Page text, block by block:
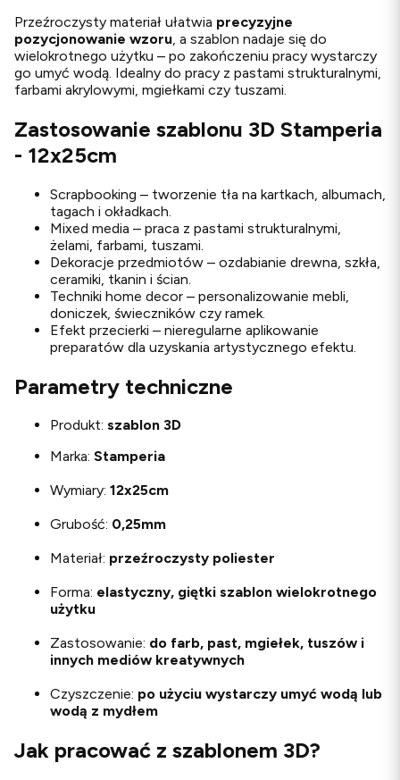
Przeźroczysty materiał ułatwia precyzyjne
pozycjonowanie wzoru , a szablon nadaje się do
wielokrotnego użytku – po zakończeniu pracy wystarczy
go umyć wodą. Idealny do pracy z pastami strukturalnymi,
farbami akrylowymi, mgiełkami czy tuszami.
Zastosowanie szablonu 3D Stamperia
- 12x25cm
Scrapbooking – tworzenie tła na kartkach, albumach,
tagach i okładkach.
Mixed media – praca z pastami strukturalnymi,
żelami, farbami, tuszami.
Dekoracje przedmiotów – ozdabianie drewna, szkła,
ceramiki, tkanin i ścian.
Techniki home decor – personalizowanie mebli,
doniczek, świeczników czy ramek.
Efekt przecierki – nieregularne aplikowanie
preparatów dla uzyskania artystycznego efektu.
Parametry techniczne
Produkt: szablon 3D
Marka: Stamperia
Wymiary: 12x25cm
Grubość: 0,25mm
Materiał: przeźroczysty poliester
Forma: elastyczny, giętki szablon wielokrotnego
użytku
Zastosowanie: do farb, past, mgiełek, tuszów i
innych mediów kreatywnych
Czyszczenie: po użyciu wystarczy umyć wodą lub
wodą z mydłem
Jak pracować z szablonem 3D?